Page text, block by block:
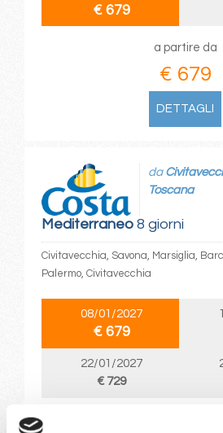
€ 679
a partire da
€ 679
DETTAGLI
Mediterraneo8 giorni
da
Toscana
Civitavecchia, Savona, Marsiglia,
Palermo, Civitavecchia
08/01/2027
€ 679
22/01/2027
€ 729